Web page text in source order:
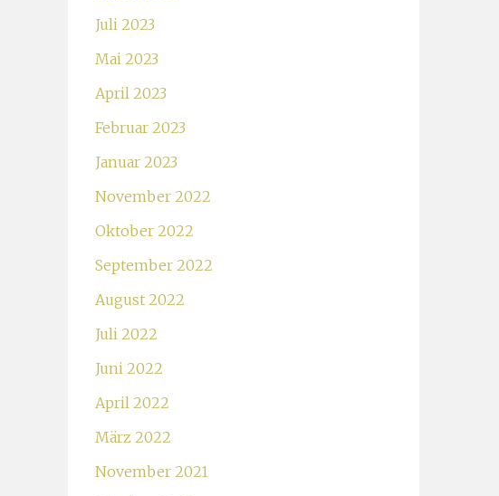
Juli 2023
Mai 2023
April 2023
Februar 2023
Januar 2023
November 2022
Oktober 2022
September 2022
August 2022
Juli 2022
Juni 2022
April 2022
März 2022
November 2021